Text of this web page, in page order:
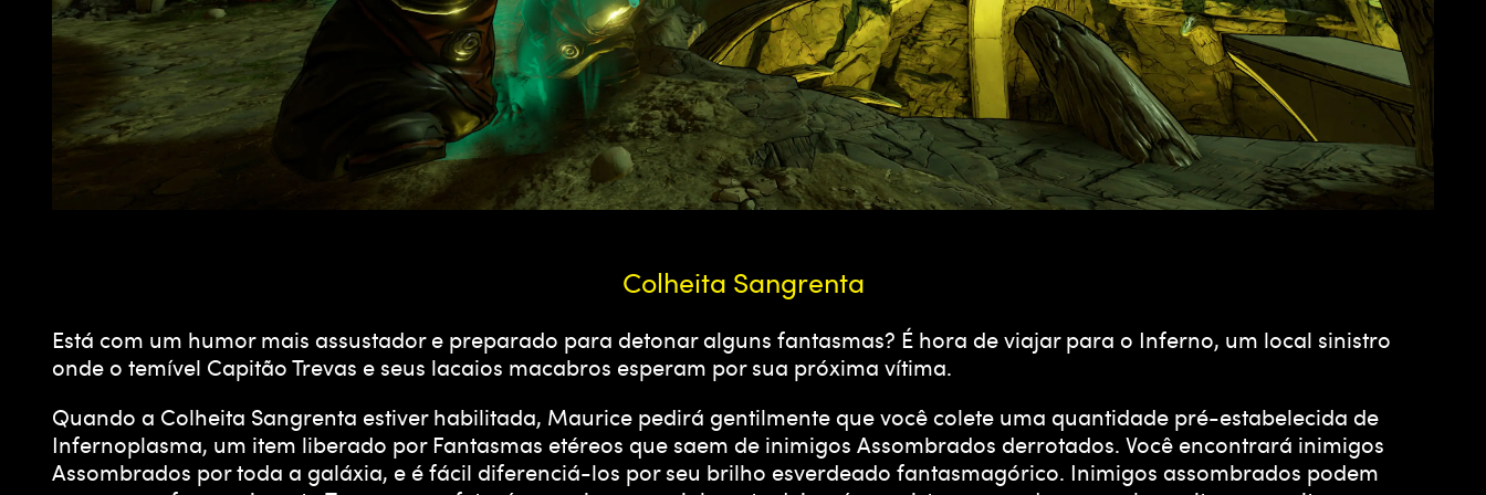
Colheita Sangrenta
Está com um humor mais assustador e preparado para detonar alguns fantasmas? É hora de viajar para o Inferno, um local sinistro
onde o temível Capitão Trevas e seus lacaios macabros esperam por sua próxima vítima.
Quando a Colheita Sangrenta estiver habilitada, Maurice pedirá gentilmente que você colete uma quantidade pré-estabelecida de
Infernoplasma, um item liberado por Fantasmas etéreos que saem de inimigos Assombrados derrotados. Você encontrará inimigos
Assombrados por toda a galáxia, e é fácil diferenciá-los por seu brilho esverdeado fantasmagórico. Inimigos assombrados podem